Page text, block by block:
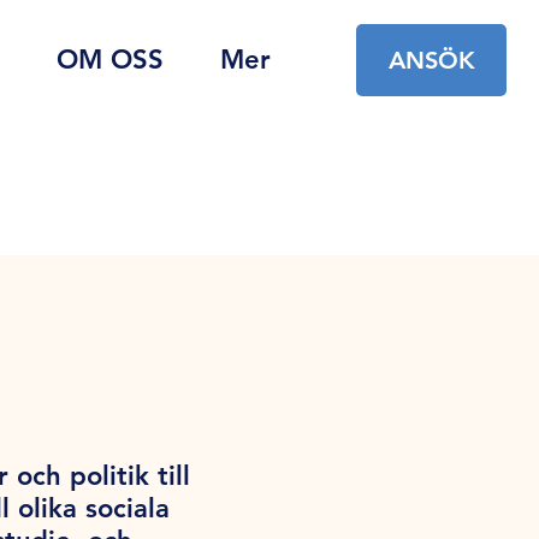
OM OSS Mer ANSÖK
och politik till
olika sociala